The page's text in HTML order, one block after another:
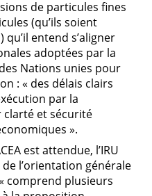
de particules fines
(qu’ils soient
entend s’aligner
adoptées par la
Nations unies pour
: « des délais clairs
par la
clarté et sécurité
».
est attendue, l’IRU
de l’orientation générale
comprend plusieurs